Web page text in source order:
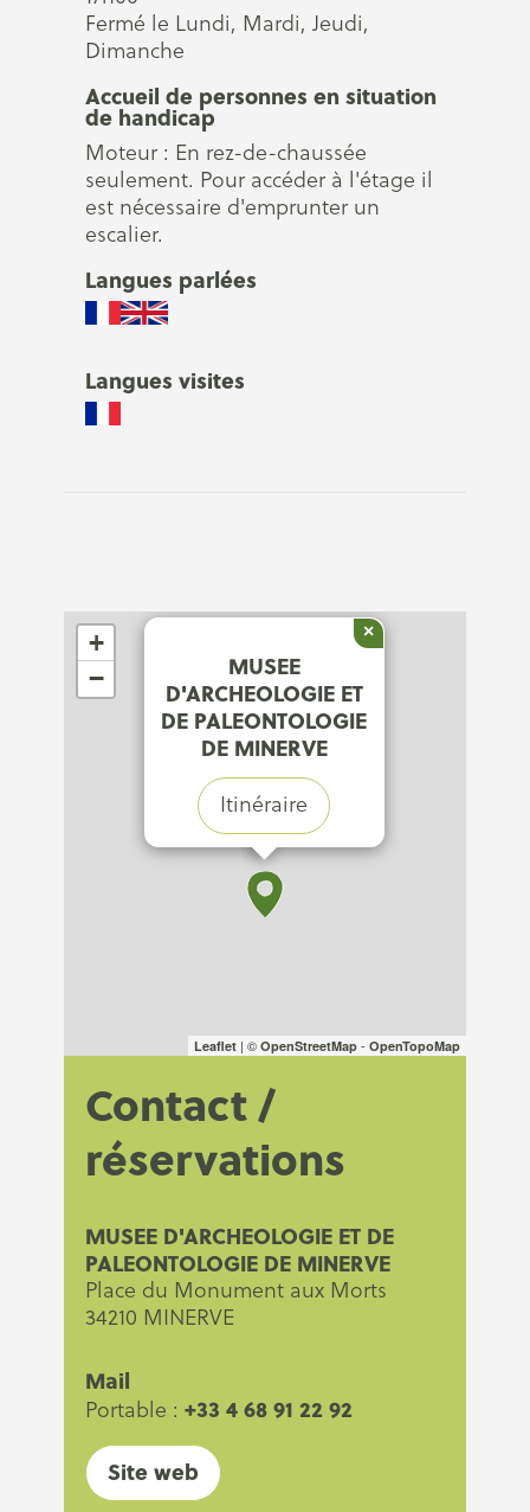
Fermé le Lundi, Mardi, Jeudi,
Dimanche
Accueil de personnes en situation
de handicap
Moteur : En rez-de-chaussée
seulement. Pour accéder à l'étage il
est nécessaire d'emprunter un
escalier.
Langues parlées
Langues visites
MUSEE
D'ARCHEOLOGIE ET
DE PALEONTOLOGIE
DE MINERVE
Itinéraire
×
+
−
Leaflet | © OpenStreetMap - OpenTopoMap
Contact /
réservations
MUSEE D'ARCHEOLOGIE ET DE
PALEONTOLOGIE DE MINERVE
Place du Monument aux Morts
34210 MINERVE
Mail
Portable : +33 4 68 91 22 92
Site web